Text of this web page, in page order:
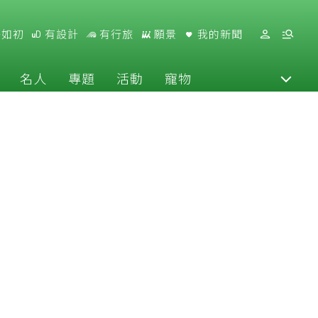
初 有設計 有行旅 願景 我的新聞
名人 專題 活動 寵物